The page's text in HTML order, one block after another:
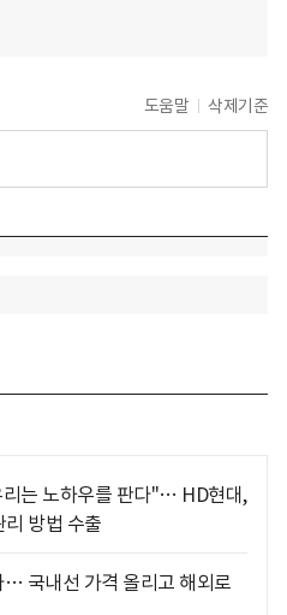
도움말 삭제기준
리는 노하우를 판다"… HD현대,
방법 수출
… 국내선 가격 올리고 해외로